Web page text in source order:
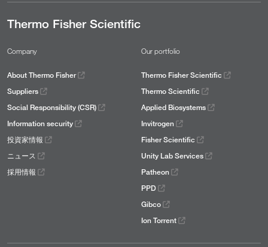
Thermo Fisher Scientific
Company
About Thermo Fisher
Suppliers
Social Responsibility (CSR)
Information security
投資家情報
ニュース
採用情報
Our portfolio
Thermo Fisher Scientific
Thermo Scientific
Applied Biosystems
Invitrogen
Fisher Scientific
Unity Lab Services
Patheon
PPD
Gibco
Ion Torrent